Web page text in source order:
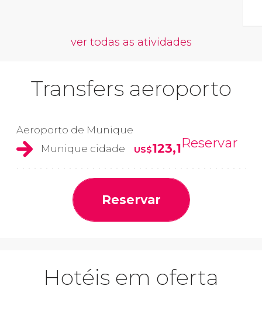
ver todas as atividades
Transfers aeroporto
Aeroporto de Munique
Munique cidade
US$123,1Reservar
Reservar
Hotéis em oferta